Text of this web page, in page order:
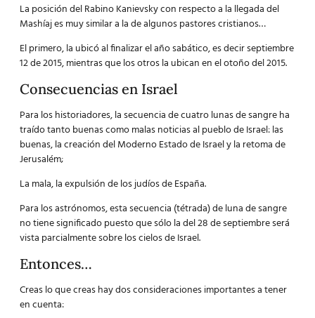
La posición del Rabino Kanievsky con respecto a la llegada del
Mashíaj es muy similar a la de algunos pastores cristianos…
El primero, la ubicó al finalizar el año sabático, es decir septiembre
12 de 2015, mientras que los otros la ubican en el otoño del 2015.
Consecuencias en Israel
Para los historiadores, la secuencia de cuatro lunas de sangre ha
traído tanto buenas como malas noticias al pueblo de Israel: las
buenas, la creación del Moderno Estado de Israel y la retoma de
Jerusalém;
La mala, la expulsión de los judíos de España.
Para los astrónomos,esta secuencia (tétrada) de luna de sangre
no tiene significado puesto que sólo la del 28 de septiembre será
vista parcialmente sobre los cielos de Israel.
Entonces…
Creas lo que creas hay dos consideraciones importantes a tener
en cuenta: